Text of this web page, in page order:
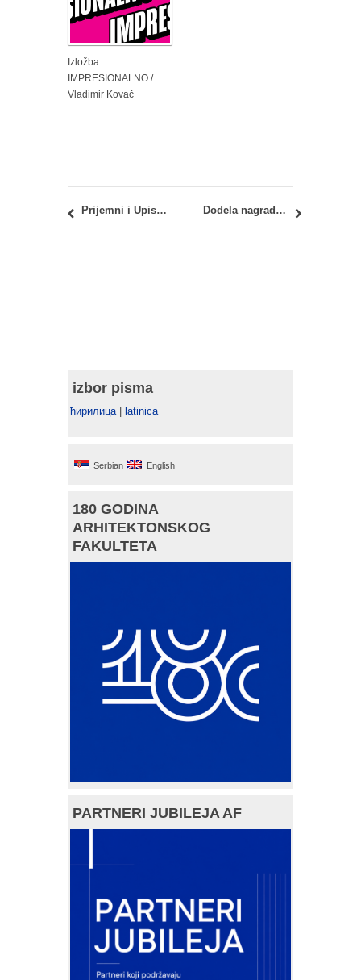
Izložba:
IMPRESIONALNO /
Vladimir Kovač
Prijemni i Upis 2023: Septembarski upisni rok – spisak prijavljenih kandidata sa brojem sale u kojoj polažu prijemni ispit Dodela nagrade “Aleksandar Deroko” i izložba „Moderna Beograda – arhitektonska baština prestonice“ u petak, 01.09.2023. godine u 19 časova u UK „Parobrod“
izbor pisma
ћирилица latinica
Serbian English
180 GODINA
ARHITEKTONSKOG
FAKULTETA
PARTNERI JUBILEJA AF